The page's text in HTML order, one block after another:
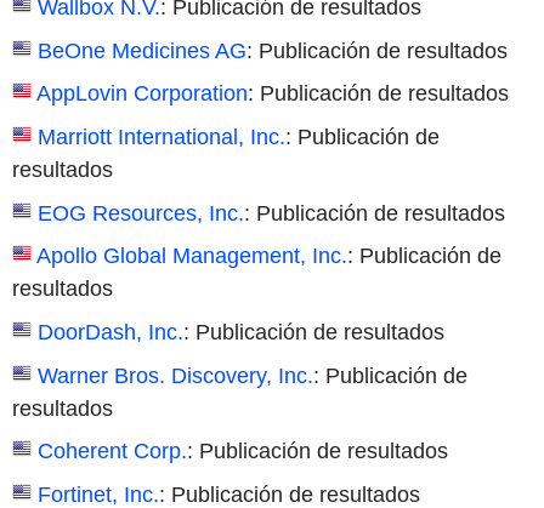
Wallbox N.V.: Publicación de resultados
BeOne Medicines AG: Publicación de resultados
AppLovin Corporation: Publicación de resultados
Marriott International, Inc.: Publicación de
resultados
EOG Resources, Inc.: Publicación de resultados
Apollo Global Management, Inc.: Publicación de
resultados
DoorDash, Inc.: Publicación de resultados
Warner Bros. Discovery, Inc.: Publicación de
resultados
Coherent Corp.: Publicación de resultados
Fortinet, Inc.: Publicación de resultados